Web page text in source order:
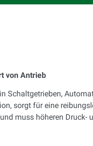
von Antrieb
Schaltgetrieben,
sorgt für eine
muss höheren Druck-